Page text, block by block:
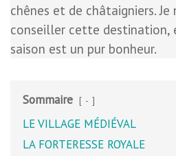
chênes et de châtaigniers. Je
conseiller cette destination,
saison est un pur bonheur.
Sommaire -
LE VILLAGE MÉDIÉVAL
LA FORTERESSE ROYALE